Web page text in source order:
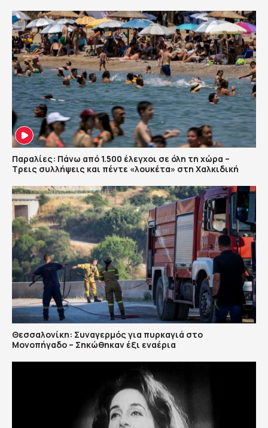
Παραλίες: Πάνω από 1.500 έλεγχοι σε όλη τη χώρα –
Τρεις συλλήψεις και πέντε «λουκέτα» στη Χαλκιδική
Θεσσαλονίκη: Συναγερμός για πυρκαγιά στο
Μονοπήγαδο – Σηκώθηκαν έξι εναέρια